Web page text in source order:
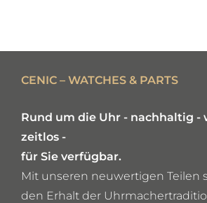
CENIC – WATCHES & PARTS
Rund um die Uhr - nachhaltig
zeitlos -
für Sie verfügbar.
Mit unseren neuwertigen Teilen
den Erhalt der